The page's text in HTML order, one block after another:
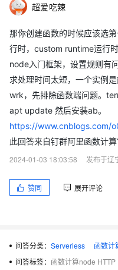
超爱吃辣
那你创建函数的时候应该选
行时，custom runtime运行
node入门框架，设置规则有
求处理时间太短，一个实例
wrk，先排除函数端问题。
apt update 然后安装ab。
https://www.cnblogs.com/
此回答来自钉群阿里函数计算
2024-01-03 18:03:58
发布于辽
赞同 展开评论
问答分类： Serverless
函数计
问答标签： 函数计算node HTTP